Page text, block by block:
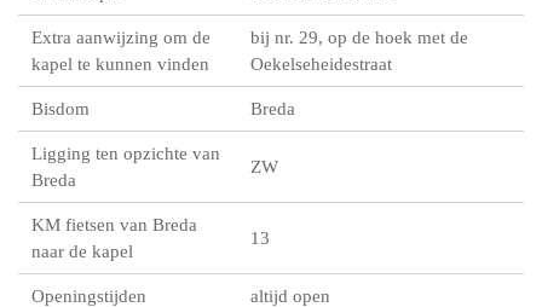
Extra aanwijzing om de
kapel te kunnen vinden
bij nr. 29, op de hoek met de
Oekelseheidestraat
Bisdom Breda
Ligging ten opzichte van
Breda
ZW
KM fietsen van Breda
naar de kapel
13
Openingstijden altijd open